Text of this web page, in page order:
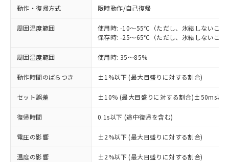
動作・復帰方式 限時動作/自己復帰
周囲温度範囲
使用時: -10～55℃（ただし、氷結しないこと
保存時: -25～65℃（ただし、氷結しないこと
周囲湿度範囲 使用時: 35～85%
動作時間のばらつき ±1%以下 (最大目盛りに対する割合)
セット誤差 ±10% (最大目盛りに対する割合)±50ms以下
復帰時間 0.1s以下 (途中復帰を含む)
電圧の影響 ±2%以下 (最大目盛りに対する割合)
温度の影響 ±2%以下 (最大目盛りに対する割合)
※1 対応状況
対応済み：EU RoHS指令（10物質）の
非含有に対応した製品が提供可能な商品で
す。